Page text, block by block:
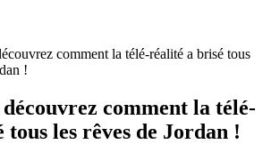
comment la télé-réalité a brisé tous
!
comment la télé-
les rêves de Jordan !